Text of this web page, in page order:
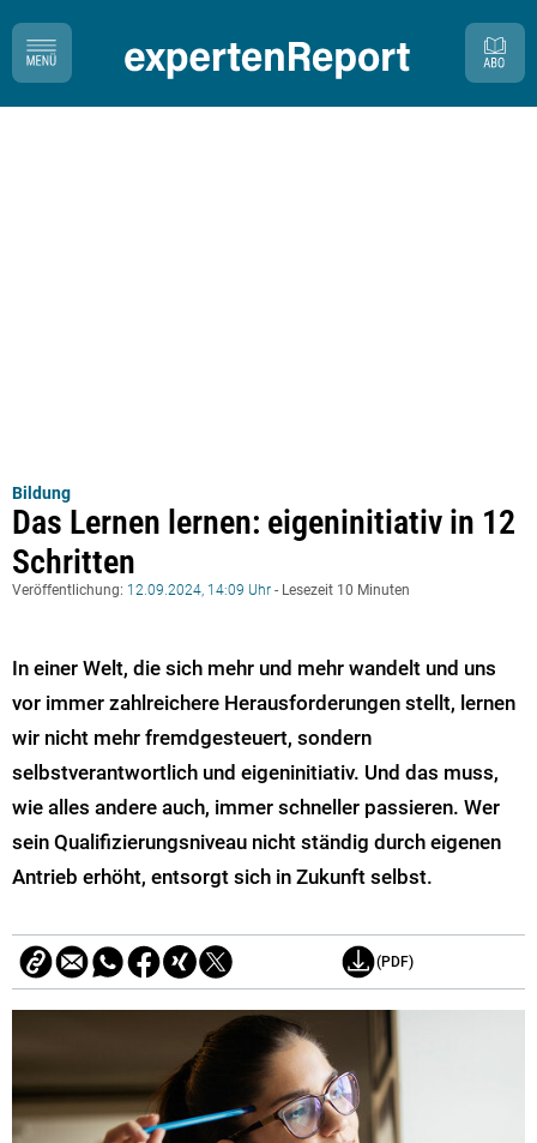
Bildung
Das Lernen lernen: eigeninitiativ in 12
Schritten
Veröffentlichung: 12.09.2024, 14:09 Uhr - Lesezeit 10 Minuten
In einer Welt, die sich mehr und mehr wandelt und uns
vor immer zahlreichere Herausforderungen stellt, lernen
wir nicht mehr fremdgesteuert, sondern
selbstverantwortlich und eigeninitiativ. Und das muss,
wie alles andere auch, immer schneller passieren. Wer
sein Qualifizierungsniveau nicht ständig durch eigenen
Antrieb erhöht, entsorgt sich in Zukunft selbst.
(PDF)